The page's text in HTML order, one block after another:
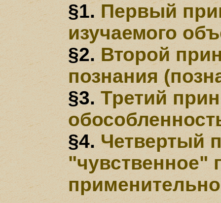
§1.Первый
изучаемого
§2. Второй
познания
§3. Третий
§4.Четвертый
"чувственное"